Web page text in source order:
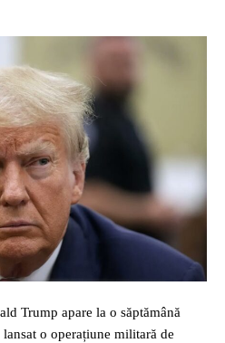
Trump apare la o săptămână
o operațiune militară de